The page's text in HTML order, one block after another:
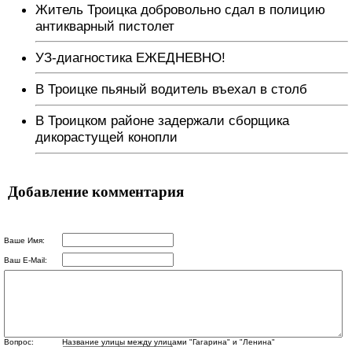
Житель Троицка добровольно сдал в полицию
антикварный пистолет
УЗ-диагностика ЕЖЕДНЕВНО!
В Троицке пьяный водитель въехал в столб
В Троицком районе задержали сборщика
дикорастущей конопли
Добавление комментария
Ваше Имя:
Ваш E-Mail:
Вопрос:
Название улицы между улицами "Гагарина" и "Ленина"